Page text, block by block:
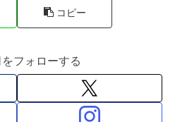
コピー
フォローする